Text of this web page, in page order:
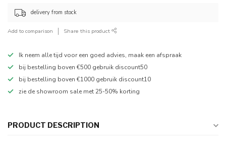
delivery from stock
Add to comparison Share this product
Ik neem alle tijd voor een goed advies, maak een afspraak
bij bestelling boven €500 gebruik discount50
bij bestelling boven €1000 gebruik discount10
zie de showroom sale met 25-50% korting
PRODUCT DESCRIPTION